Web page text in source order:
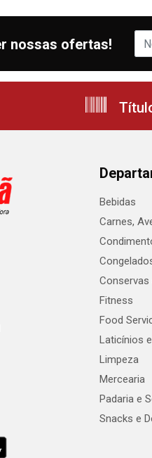
nossas ofertas!
Bebidas
Carnes,
Conservas
Fitness
Food
Laticínios
Limpeza
Mercearia
Padaria e
Snacks e